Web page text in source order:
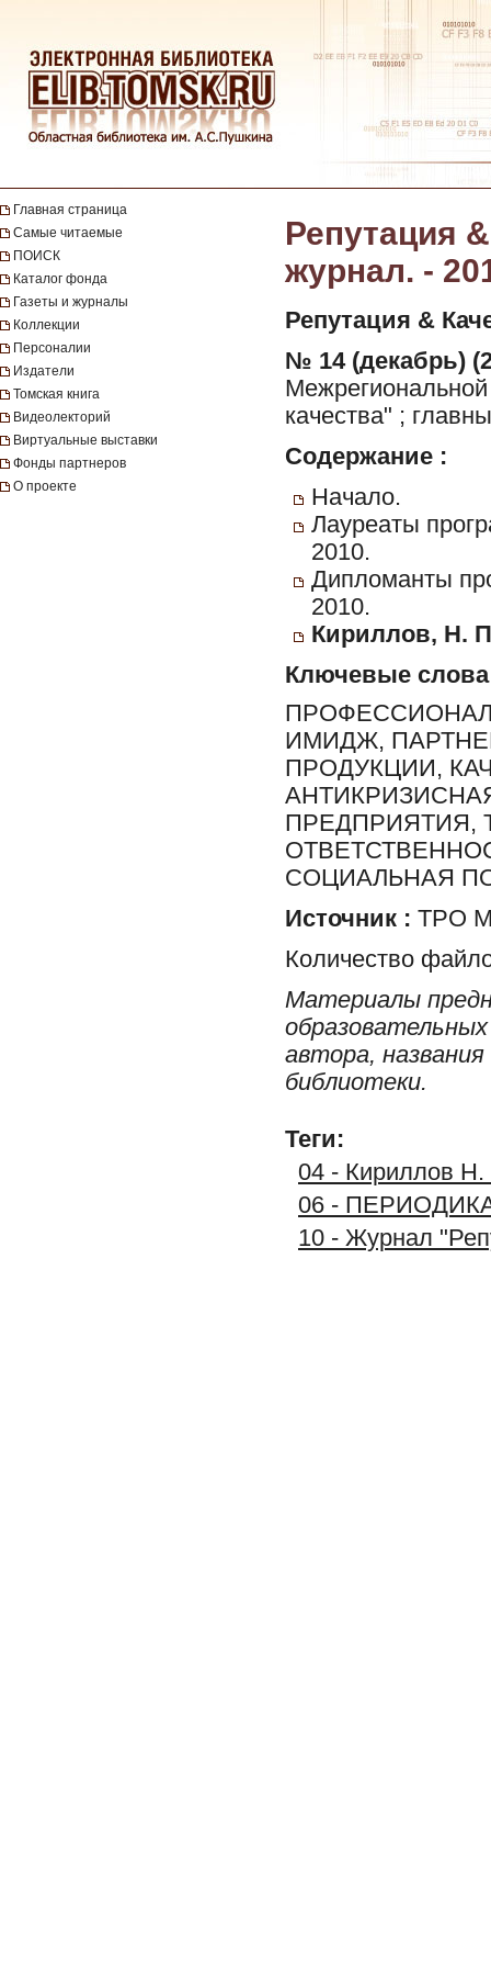
Главная страница
Самые читаемые
ПОИСК
Каталог фонда
Газеты и журналы
Коллекции
Персоналии
Издатели
Томская книга
Видеолекторий
Виртуальные выставки
Фонды партнеров
О проекте
Репутация
журнал. -
Репутация &
№ 14 (декабрь)
качества" ;
Содержание :
Начало.
Лауреаты
2010.
Дипломанты
2010.
Кириллов, Н.
Ключевые слова
ИМИДЖ,
ПРОДУКЦИИ,
ПРЕДПРИЯТИЯ,
СОЦИАЛЬНАЯ
Источник : ТРО
Количество
Материалы
автора,
библиотеки.
Теги:
04 - Кириллов Н.
06 -
10 - Журнал